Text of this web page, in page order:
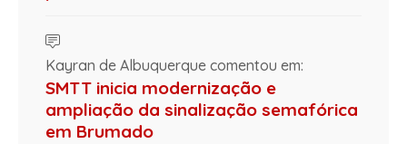
Kayran de Albuquerque comentou em:
SMTT inicia modernização e
ampliação da sinalização semafórica
em Brumado